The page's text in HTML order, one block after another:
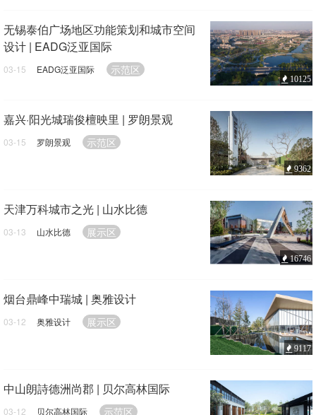
无锡泰伯广场地区功能策划和城市空间
设计 | EADG泛亚国际
03-15 EADG泛亚国际 示范区
10125
嘉兴·阳光城瑞俊檀映里 | 罗朗景观
03-15 罗朗景观 示范区
9362
天津万科城市之光 | 山水比德
03-13 山水比德 展示区
16746
烟台鼎峰中瑞城 | 奥雅设计
03-12 奥雅设计 展示区
9117
中山朗詩德洲尚郡 | 贝尔高林国际
03-12 贝尔高林国际 示范区